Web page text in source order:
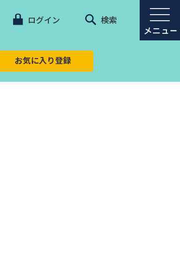
ログイン 検索
お気に入り登録